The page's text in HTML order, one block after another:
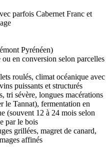
parfois Cabernet Franc et
Pyrénéen)
en conversion selon parcelles
roulés, climat océanique avec
puissants et structurés
tri sévère, longues macérations
le Tannat), fermentation en
(souvent 12 à 24 mois selon
par le bois
grillées, magret de canard,
affinés